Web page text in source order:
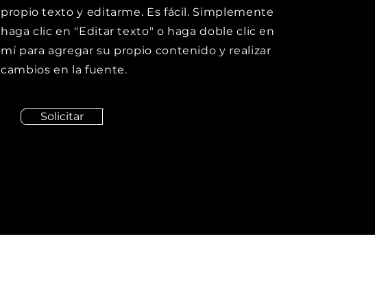
propio texto y editarme. Es fácil. Simplemente
haga clic en "Editar texto" o haga doble clic en
mí para agregar su propio contenido y realizar
cambios en la fuente.
Solicitar